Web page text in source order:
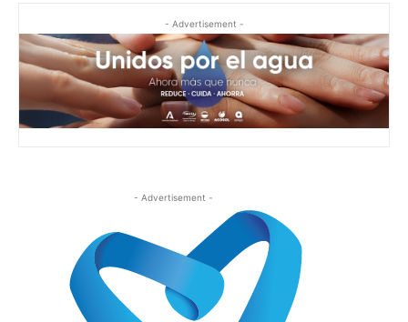
- Advertisement -
- Advertisement -